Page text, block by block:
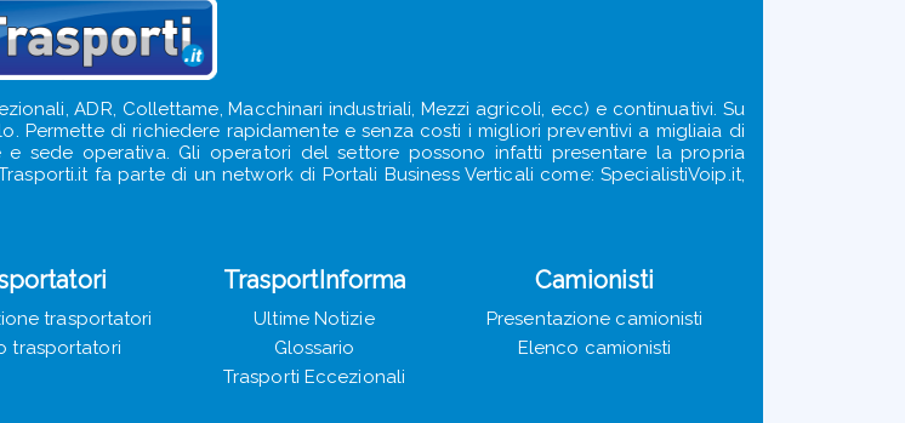
ADR, Collettame, Macchinari industriali, Mezzi agricoli, ecc) e continuativi. Su
Permette di richiedere rapidamente e senza costi i migliori preventivi a migliaia di
sede operativa. Gli operatori del settore possono infatti presentare la propria
fa parte di un network di Portali Business Verticali come: SpecialistiVoip.it,
trasportatori
trasportatori
TrasportInforma
Ultime Notizie
Glossario
Trasporti Eccezionali
Camionisti
Presentazione camionisti
Elenco camionisti